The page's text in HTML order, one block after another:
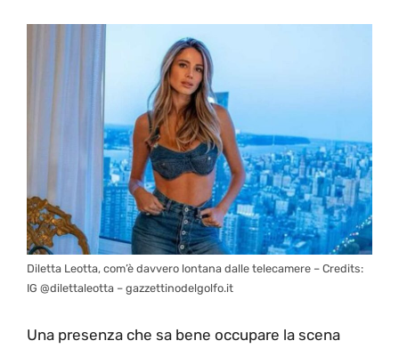
Diletta Leotta, com’è davvero lontana dalle telecamere – Credits:
IG @dilettaleotta – gazzettinodelgolfo.it
Una presenza che sa bene occupare la scena